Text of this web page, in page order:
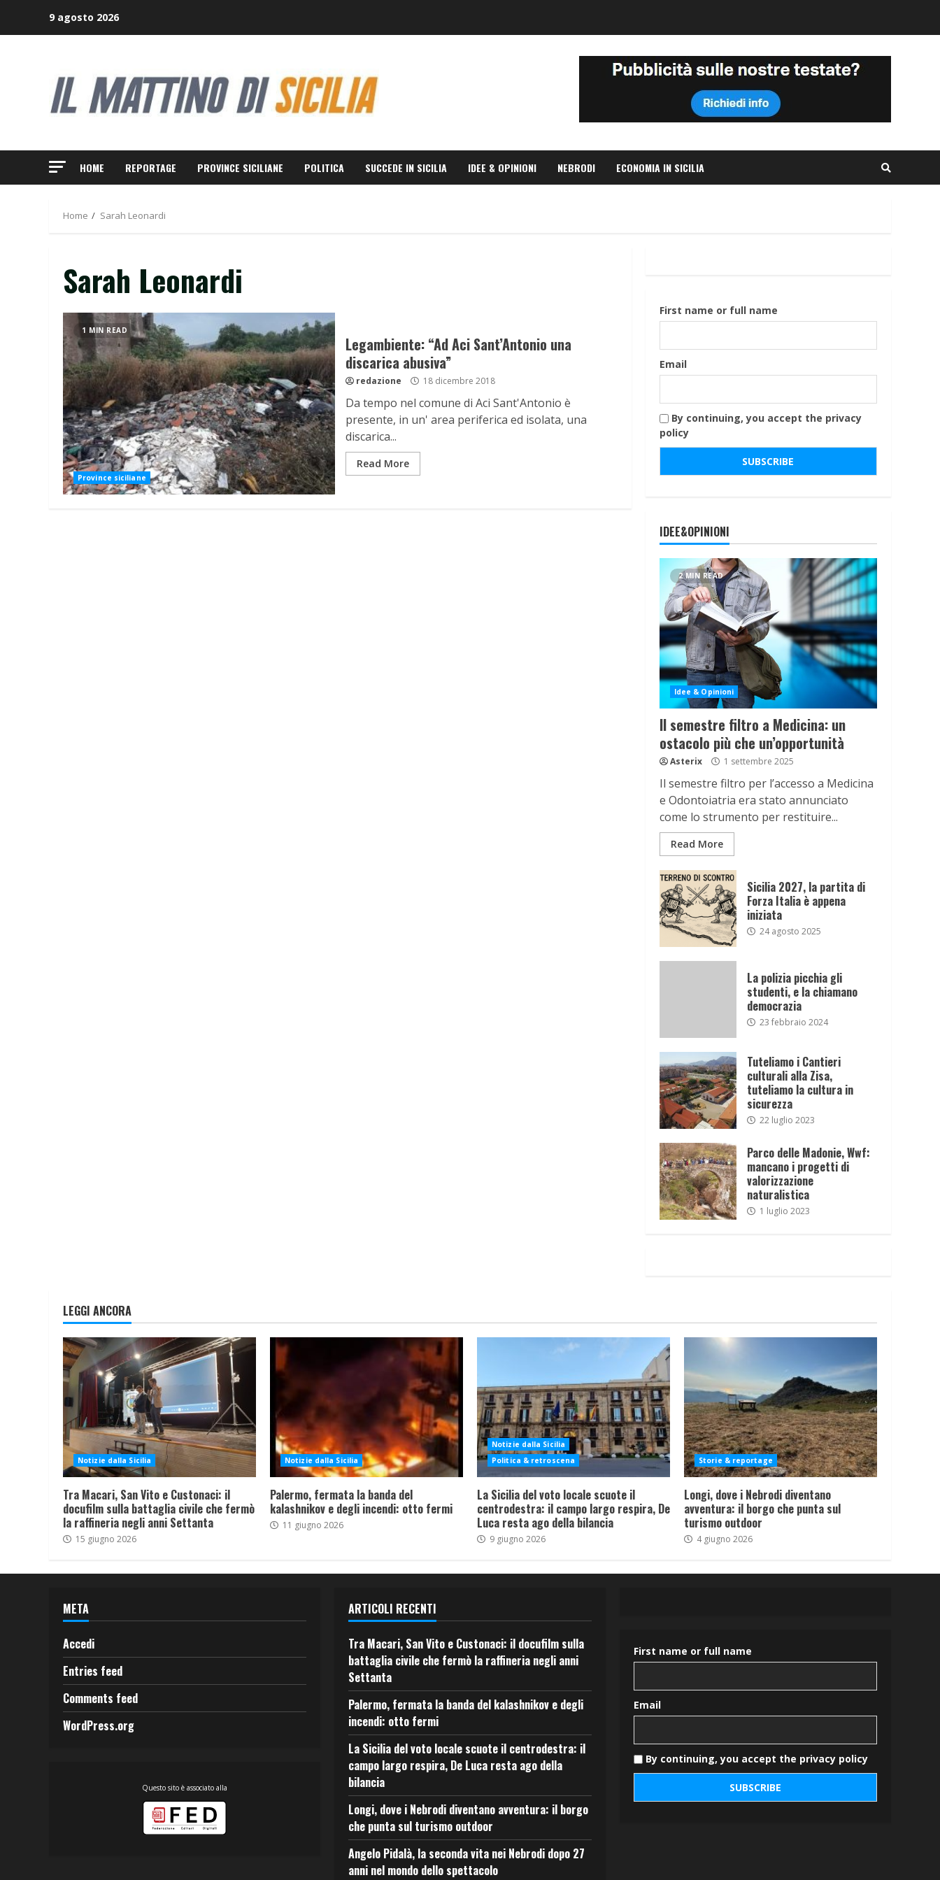
9 agosto 2026
HOME REPORTAGE PROVINCE SICILIANE POLITICA SUCCEDE IN SICILIA IDEE & OPINIONI NEBRODI ECONOMIA IN SICILIA
Home Sarah Leonardi
Sarah Leonardi
1 MIN READ
Province siciliane
Legambiente: “Ad Aci Sant’Antonio una
discarica abusiva”
redazione 18 dicembre 2018
Da tempo nel comune di Aci Sant'Antonio è
presente, in un' area periferica ed isolata, una
discarica...
Read More
First name or full name
Email
By continuing, you accept the privacy
policy
IDEE&OPINIONI
2 MIN READ
Idee & Opinioni
Il semestre filtro a Medicina: un
ostacolo più che un’opportunità
Asterix 1 settembre 2025
Il semestre filtro per l’accesso a Medicina
e Odontoiatria era stato annunciato
come lo strumento per restituire...
Read More
Sicilia 2027, la partita di
Forza Italia è appena
iniziata
24 agosto 2025
La polizia picchia gli
studenti, e la chiamano
democrazia
23 febbraio 2024
Tuteliamo i Cantieri
culturali alla Zisa,
tuteliamo la cultura in
sicurezza
22 luglio 2023
Parco delle Madonie, Wwf:
mancano i progetti di
valorizzazione
naturalistica
1 luglio 2023
LEGGI ANCORA
Notizie dalla Sicilia
Tra Macari, San Vito e Custonaci: il
docufilm sulla battaglia civile che fermò
la raffineria negli anni Settanta
15 giugno 2026
Notizie dalla Sicilia
Palermo, fermata la banda del
kalashnikov e degli incendi: otto fermi
11 giugno 2026
Notizie dalla Sicilia
Politica & retroscena
La Sicilia del voto locale scuote il
centrodestra: il campo largo respira, De
Luca resta ago della bilancia
9 giugno 2026
Storie & reportage
Longi, dove i Nebrodi diventano
avventura: il borgo che punta sul
turismo outdoor
4 giugno 2026
META
Accedi
Entries feed
Comments feed
WordPress.org
Questo sito è associato alla
ARTICOLI RECENTI
Tra Macari, San Vito e Custonaci: il docufilm sulla
battaglia civile che fermò la raffineria negli anni
Settanta
Palermo, fermata la banda del kalashnikov e degli
incendi: otto fermi
La Sicilia del voto locale scuote il centrodestra: il
campo largo respira, De Luca resta ago della
bilancia
Longi, dove i Nebrodi diventano avventura: il borgo
che punta sul turismo outdoor
Angelo Pidalà, la seconda vita nei Nebrodi dopo 27
anni nel mondo dello spettacolo
First name or full name
Email
By continuing, you accept the privacy policy